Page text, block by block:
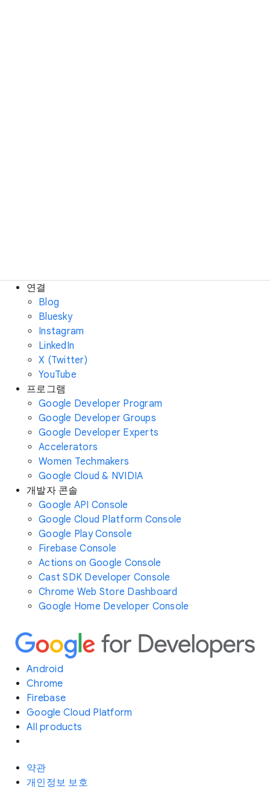
연결
Blog
Bluesky
Instagram
LinkedIn
X (Twitter)
YouTube
프로그램
Google Developer Program
Google Developer Groups
Google Developer Experts
Accelerators
Women Techmakers
Google Cloud & NVIDIA
개발자 콘솔
Google API Console
Google Cloud Platform Console
Google Play Console
Firebase Console
Actions on Google Console
Cast SDK Developer Console
Chrome Web Store Dashboard
Google Home Developer Console
Android
Chrome
Firebase
Google Cloud Platform
All products
약관
개인정보 보호